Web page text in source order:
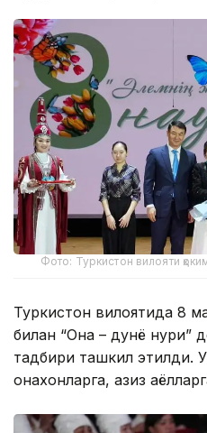
Фото: Туркистон вилояти
Туркистон вилоятида 8
билан “Она – дунё нури”
тадбири ташкил этилди.
онахонларга, азиз